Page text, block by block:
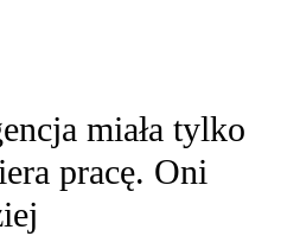
miała tylko
pracę. Oni